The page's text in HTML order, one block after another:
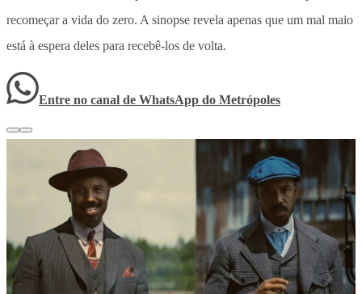
recomeçar a vida do zero. A sinopse revela apenas que um mal maio
está à espera deles para recebê-los de volta.
Entre no canal de WhatsApp do Metrópoles